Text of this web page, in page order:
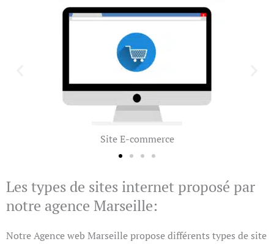
Maintenance et Refonte
Les types de sites internet proposé par
notre agence Marseille:
Notre Agence web Marseille propose différents types de site